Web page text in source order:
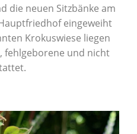
die neuen Sitzbänke am
eingeweiht
Krokuswiese liegen
fehlgeborene und nicht